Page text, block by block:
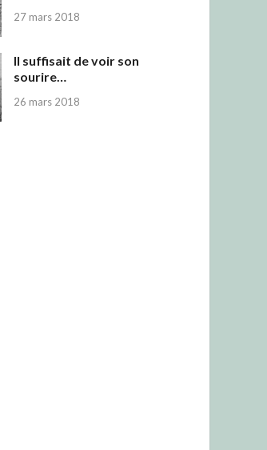
27 mars 2018
Il suffisait de voir son
sourire…
26 mars 2018